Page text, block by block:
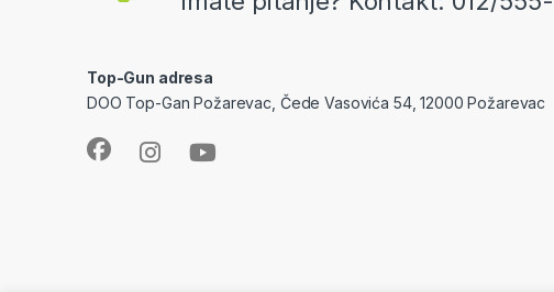
Top-Gun adresa
DOO Top-Gan Požarevac, Čede Vasovića 54, 12000 Požarevac